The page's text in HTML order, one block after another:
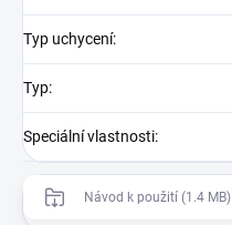
Typ uchycení:
Typ:
Speciální vlastnosti:
Návod k použití (1.4 MB)